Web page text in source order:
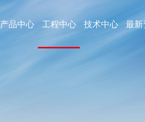
产品中心 工程中心 技术中心 最新